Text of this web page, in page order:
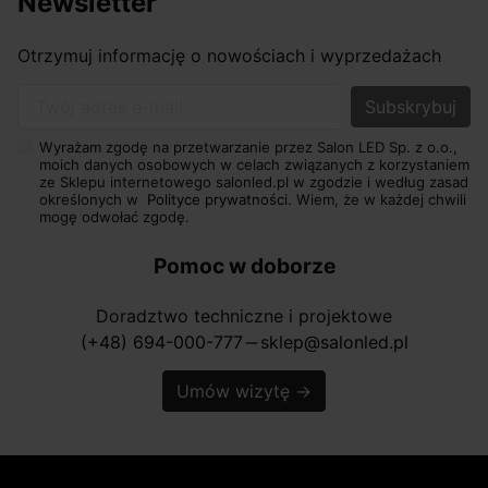
Otrzymuj informację o nowościach i wyprzedażach
Wyrażam zgodę na przetwarzanie przez Salon LED Sp. z o.o.,
moich danych osobowych w celach związanych z korzystaniem
ze Sklepu internetowego salonled.pl w zgodzie i według zasad
określonych w Polityce prywatności. Wiem, że w każdej chwili
mogę odwołać zgodę.
Pomoc w doborze
Doradztwo techniczne i projektowe
(+48) 694-000-777 horizontal_rule sklep@salonled.pl
Umów wizytę →